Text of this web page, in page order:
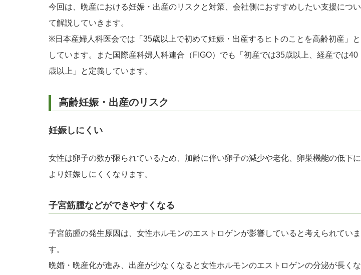
今回は、晩産における妊娠・出産のリスクと対策、会社側におすすめしたい支援につい
て解説していきます。
※日本産婦人科医会では「35歳以上で初めて妊娠・出産するヒトのことを高齢初産」と
しています。また国際産科婦人科連合（FIGO）でも「初産では35歳以上、経産では40
歳以上」と定義しています。
高齢妊娠・出産のリスク
妊娠しにくい
女性は卵子の数が限られているため、加齢に伴い卵子の減少や老化、卵巣機能の低下に
より妊娠しにくくなります。
子宮筋腫などができやすくなる
子宮筋腫の発生原因は、女性ホルモンのエストロゲンが影響していると考えられていま
す。
晩婚・晩産化が進み、出産が少なくなると女性ホルモンのエストロゲンの分泌が長くな